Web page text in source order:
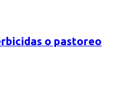
o pastoreo